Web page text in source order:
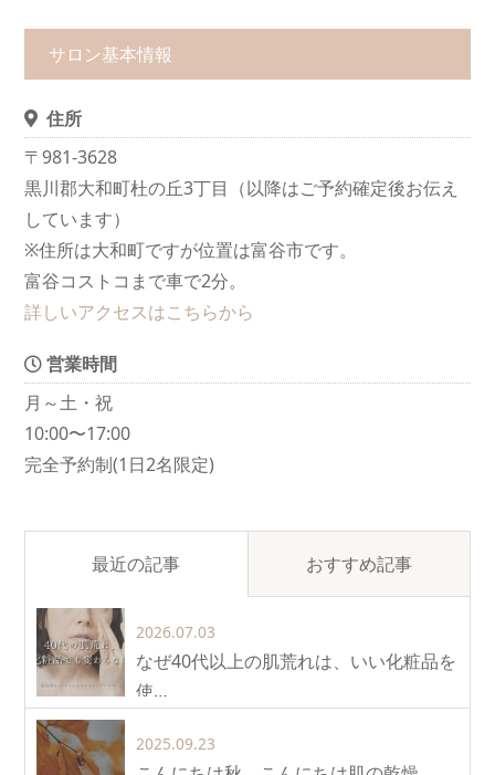
サロン基本情報
住所
〒981-3628
黒川郡大和町杜の丘3丁目（以降はご予約確定後お伝え
しています）
※住所は大和町ですが位置は富谷市です。
富谷コストコまで車で2分。
詳しいアクセスはこちらから
営業時間
月～土・祝
10:00〜17:00
完全予約制(1日2名限定)
最近の記事 おすすめ記事
2026.07.03
なぜ40代以上の肌荒れは、いい化粧品を
使…
2025.09.23